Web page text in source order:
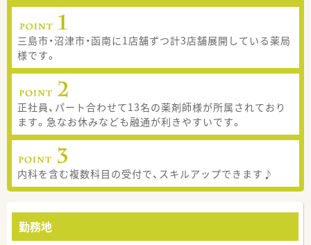
三島市・沼津市・函南に1店舗ずつ計3店舗展開している薬局
様です。
正社員、パート合わせて13名の薬剤師様が所属されており
ます。急なお休みなども融通が利きやすいです。
内科を含む複数科目の受付で、スキルアップできます♪
勤務地